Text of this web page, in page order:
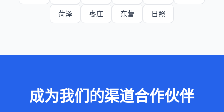
菏泽 枣庄 东营 日照
成为我们的渠道合作伙伴